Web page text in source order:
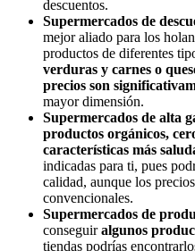
descuentos.
Supermercados de
mejor aliado para los
productos de diferentes
verduras y carnes o
precios son
mayor dimensión.
Supermercados de alta
productos orgánicos,
características más
indicadas para ti, pues
calidad, aunque los
convencionales.
Supermercados de
conseguiralgunos
tiendas podrías